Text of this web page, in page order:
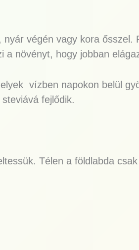
végén vagy kora
növényt, hogy jobban
vízben napokon belül
fejlődik.
Télen a földlabda